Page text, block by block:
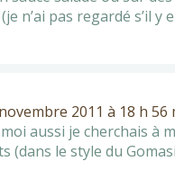
n’ai pas regardé s’il
2011 à 18 h 56
aussi je cherchais à
(dans le style du